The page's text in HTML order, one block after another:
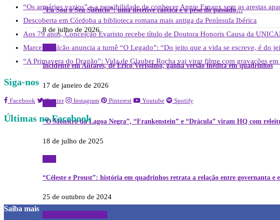
“Eu Sou o Seu Silêncio”: uma detetive caótica e o peso do passado…
8 de julho de 2026
Incidente em Antares, de Érico Veríssimo, ganha versão inédita em quadrinhos
17 de janeiro de 2026
“O Monstro da Lagoa Negra”, “Frankenstein” e “Drácula” viram HQ com
18 de julho de 2025
“Céleste e Proust”: história em quadrinhos retrata a relação entre governanta e
25 de outubro de 2024
“Os armários vazios” e a possibilidade de conhecer Annie Ernaux sem as arestas
Descoberta em Córdoba a biblioteca romana mais antiga da Península Ibérica
Aos 79 anos, Conceição Evaristo recebe título de Doutora Honoris Causa da
Marcelo Falcão anuncia a turnê “O Legado”: “Do jeito que a vida se escreve, é do
“A Primavera do Dragão”: Vida de Glauber Rocha vai virar filme com gravações em
Siga-nos
Facebook Twitter Instagram Pinterest Youtube Spotify
Últimas no Facebook
Saiba mais